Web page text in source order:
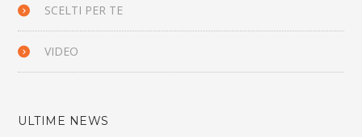
SCELTI PER TE
VIDEO
ULTIME NEWS